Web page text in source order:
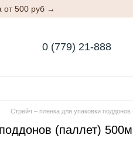
от 500 руб →
0 (779) 21-888
Стрейч – пленка для упаковки
(паллет)